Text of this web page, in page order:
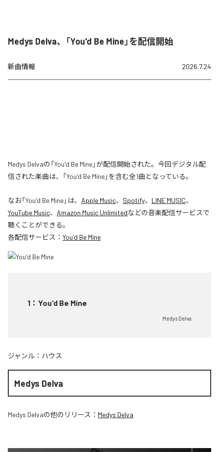
Medys Delva、「You'd Be Mine」を配信開始
新曲情報 2026.7.24
Medys Delvaの「You'd Be Mine」が配信開始された。今回デジタル配
信された楽曲は、「You'd Be Mine」を含む全1曲となっている。
なお「You'd Be Mine」は、 Apple Music、 Spotify、 LINE MUSIC、
YouTube Music、 Amazon Music Unlimitedなどの音楽配信サービスで
聴くことができる。
各配信サービス： You'd Be Mine
1 ： You'd Be Mine
Medys Delva
ジャンル： ハウス
Medys Delva
Medys Delvaの他のリリース： Medys Delva